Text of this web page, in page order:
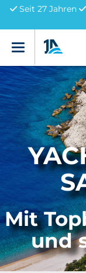
Seit 27 Jahren
Menü
Mit
und